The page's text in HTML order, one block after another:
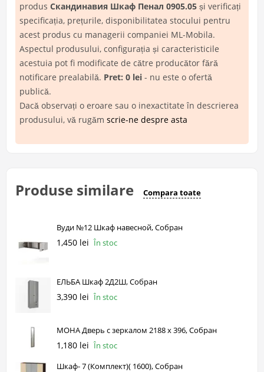
produs Скандинавия Шкаф Пенал 0905.05 și verificați
specificația, prețurile, disponibilitatea stocului pentru
acest produs cu managerii companiei ML-Mobila.
Aspectul produsului, configurația și caracteristicile
acestuia pot fi modificate de către producător fără
notificare prealabilă. Pret: 0 lei - nu este o ofertă
publică.
Dacă observați o eroare sau o inexactitate în descrierea
produsului, vă rugăm scrie-ne despre asta
Produse similare Compara toate
Вуди №12 Шкаф навесной, Собран
1,450 lei În stoc
ЕЛЬБА Шкаф 2Д2Ш, Собран
3,390 lei În stoc
МОНА Дверь с зеркалом 2188 х 396, Собран
1,180 lei În stoc
Шкаф- 7 (Комплект)( 1600), Собран